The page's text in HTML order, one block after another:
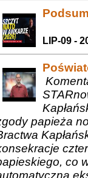
LIP-09 -
papieża
co